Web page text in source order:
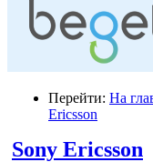
Перейти: На
Ericsson
Sony Ericsson